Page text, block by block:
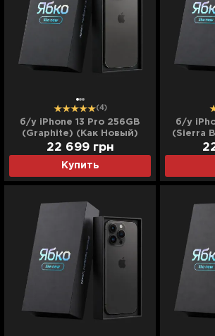
(4)
б/у iPhone 13 Pro 256GB
(Graphite) (Как Новый)
Купить
22 699 грн
б/у
(Sierra